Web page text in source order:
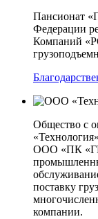
Пансионат
Федерации
Компаний
Общество с
ООО «ПК
поставку
компании.